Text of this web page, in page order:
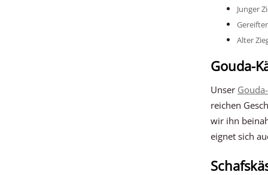
Junger
Alter
Gouda-
Unser
reichen
wir ihn
eignet sich